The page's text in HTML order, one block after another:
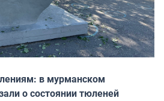
в мурманском
о состоянии тюленей